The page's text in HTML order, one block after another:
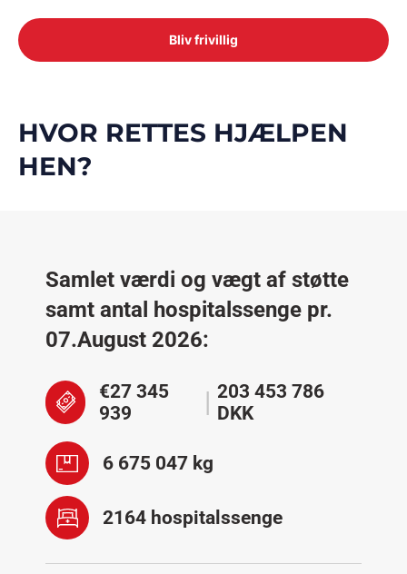
Bliv frivillig
HVOR RETTES HJÆLPEN
HEN?
Samlet værdi og vægt af støtte
samt antal hospitalssenge pr.
07.August 2026:
€27 345
939
203 453 786
DKK
6 675 047 kg
2164 hospitalssenge